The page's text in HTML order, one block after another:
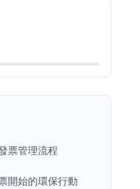
票管理流程
開始的環保行動